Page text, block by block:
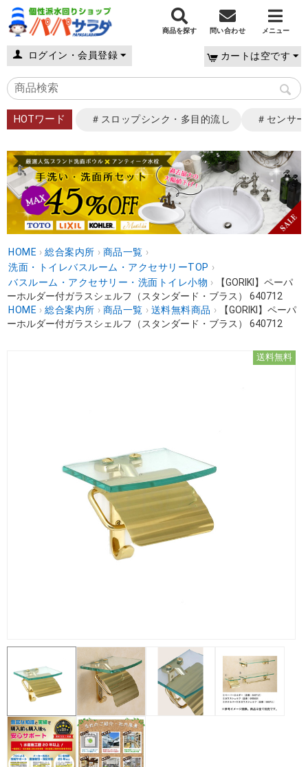
商品を探す 問い合わせ メニュー
ログイン・会員登録 カートは空です
HOTワード ＃スロップシンク・多目的流し ＃センサ
HOME › 総合案内所 › 商品一覧 ›
洗面・トイレバスルーム・アクセサリーTOP ›
バスルーム・アクセサリー・洗面トイレ小物 ›
【GORIKI】ペーパ
ーホルダー付ガラスシェルフ（スタンダード・ブラス） 640712
HOME › 総合案内所 › 商品一覧 › 送料無料商品 ›
【GORIKI】ペーパ
ーホルダー付ガラスシェルフ（スタンダード・ブラス） 640712
送料無料